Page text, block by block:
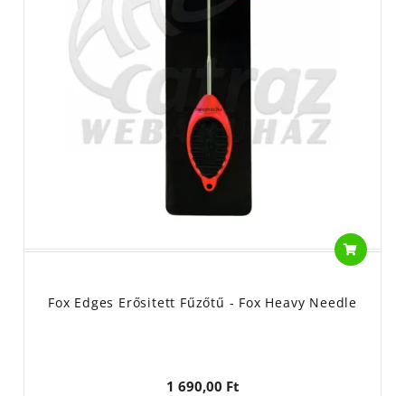
Fox Edges Erősitett Fűzőtű - Fox Heavy Needle
1 690,00 Ft